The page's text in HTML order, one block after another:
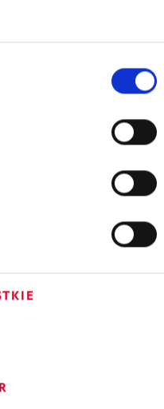
do dostaw z
Pick-by-Voice